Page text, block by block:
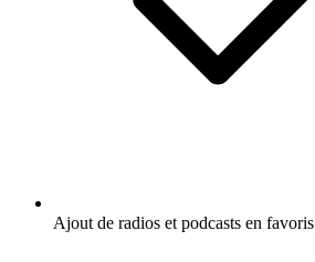
Ajout de radios et podcasts en favoris